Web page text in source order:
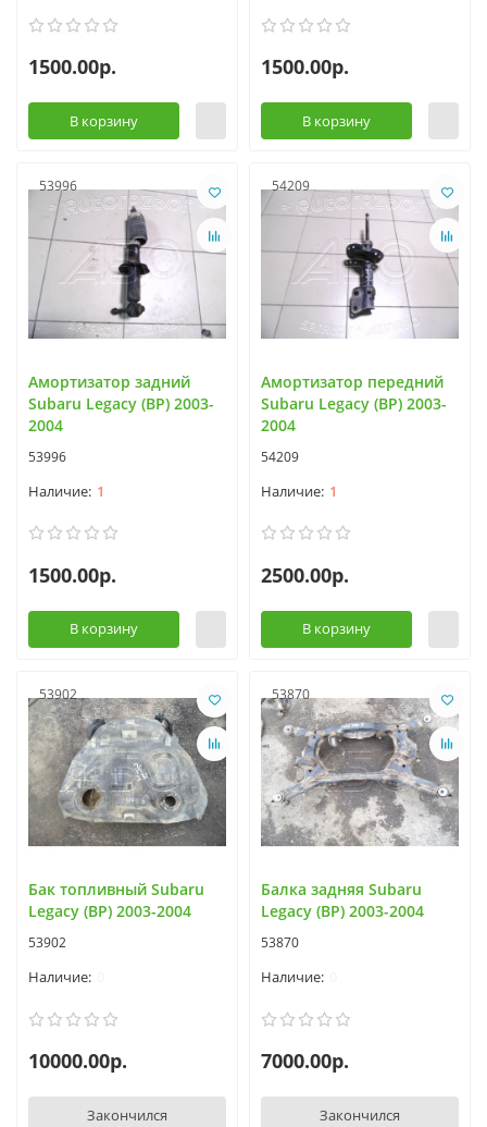
1500.00р.
В корзину
1500.00р.
В корзину
53996
Амортизатор задний
Subaru Legacy (BP) 2003-
2004
53996
1
1500.00р.
В корзину
54209
Амортизатор передний
Subaru Legacy (BP) 2003-
2004
54209
1
2500.00р.
В корзину
53902
Бак топливный Subaru
Legacy (BP) 2003-2004
53902
10000.00р.
Закончился
53870
Балка задняя Subaru
Legacy (BP) 2003-2004
53870
7000.00р.
Закончился